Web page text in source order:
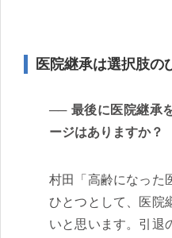
医院継承は選択肢の
最後に医院継承
ージはありますか？
村田「高齢になった
ひとつとして、医院
いと思います。引退